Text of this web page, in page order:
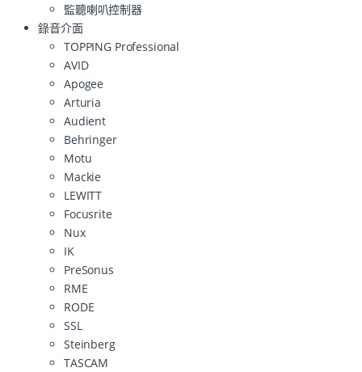
監聽喇叭控制器
錄音介面
TOPPING Professional
AVID
Apogee
Arturia
Audient
Behringer
Motu
Mackie
LEWITT
Focusrite
Nux
IK
PreSonus
RME
RODE
SSL
Steinberg
TASCAM